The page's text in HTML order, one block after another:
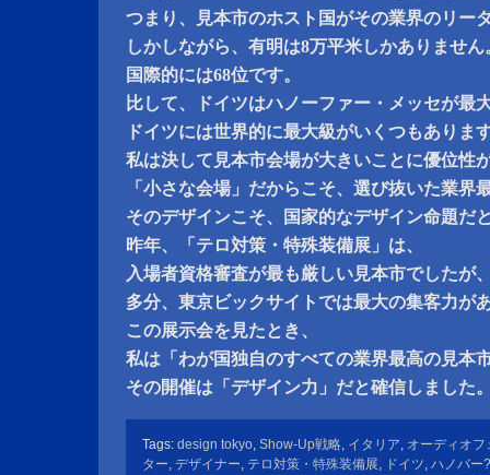
つまり、見本市のホスト国がその業界のリー
しかしながら、有明は8万平米しかありません
国際的には68位です。
比して、ドイツはハノーファー・メッセが最
ドイツには世界的に最大級がいくつもありま
私は決して見本市会場が大きいことに優位性
「小さな会場」だからこそ、選び抜いた業界
そのデザインこそ、国家的なデザイン命題だ
昨年、「テロ対策・特殊装備展」は、
入場者資格審査が最も厳しい見本市でしたが
多分、東京ビックサイトでは最大の集客力が
この展示会を見たとき、
私は「わが国独自のすべての業界最高の見本
その開催は「デザイン力」だと確信しました
Tags: design tokyo, Show-Up戦略, イタリア, オーディオフ
ター, デザイナー, テロ対策・特殊装備展, ドイツ, ハノバー